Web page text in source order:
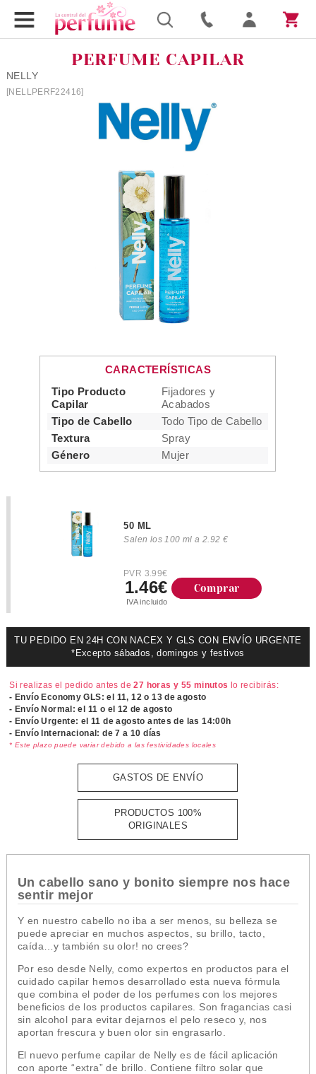
PERFUME CAPILAR
NELLY
[NELLPERF22416]
CARACTERÍSTICAS
Tipo Producto
Capilar
Fijadores y
Acabados
Tipo de Cabello
Todo Tipo de Cabello
Textura
Spray
Género
Mujer
50 ML
Salen los 100 ml a 2.92 €
PVR 3.99€
1.46€
IVA incluido
Comprar
TU PEDIDO EN 24H CON NACEX Y GLS CON ENVÍO URGENTE
*Excepto sábados, domingos y festivos
Si realizas el pedido antes de27 horas y 55 minutos lo recibirás:
- Envío Economy GLS: el 11, 12 o 13 de agosto
- Envío Normal: el 11 o el 12 de agosto
- Envío Urgente: el11 de agosto antes de las 14:00h
- Envío Internacional: de 7 a 10 días
* Este plazo puede variar debido a las festividades locales
GASTOS DE ENVÍO
PRODUCTOS 100%
ORIGINALES
Un cabello sano y bonito siempre nos hace
sentir mejor
Y en nuestro cabello no iba a ser menos, su belleza se
puede apreciar en muchos aspectos, su brillo, tacto,
caída…y también su olor! no crees?
Por eso desde Nelly, comoexpertos en productos para el
cuidado capilar hemos desarrollado esta nueva fórmula
que combina el poder de los perfumes con los mejores
beneficios de los productos capilares. Son fragancias casi
sin alcohol para evitar dejarnos el pelo reseco y, nos
aportan frescura y buen olor sin engrasarlo.
El nuevo perfume capilar de Nelly es de fácil aplicación
con aporte “extra” de brillo. Contiene filtro solar que